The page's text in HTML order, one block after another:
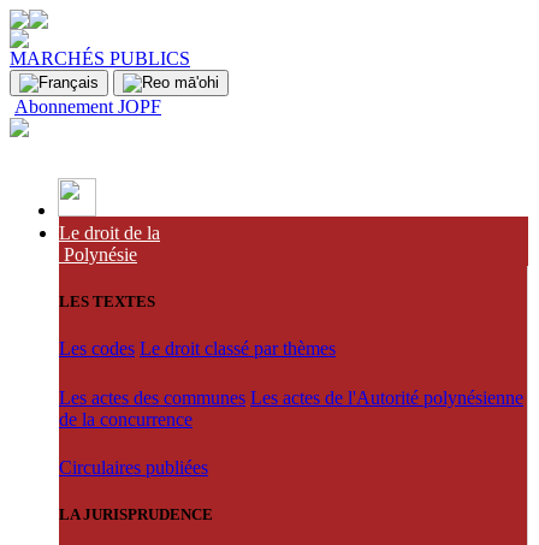
MARCHÉS PUBLICS
Abonnement JOPF
Le droit de la
Polynésie
LES TEXTES
Les codes Le droit classé par thèmes
Les actes des communes Les actes de l'Autorité polynésienne
de la concurrence
Circulaires publiées
LA JURISPRUDENCE